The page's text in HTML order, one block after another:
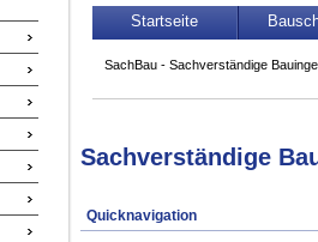
Navigation
überspringen
Startseite
SachBau - Sachverständige
Sachverständige
Quicknavigation